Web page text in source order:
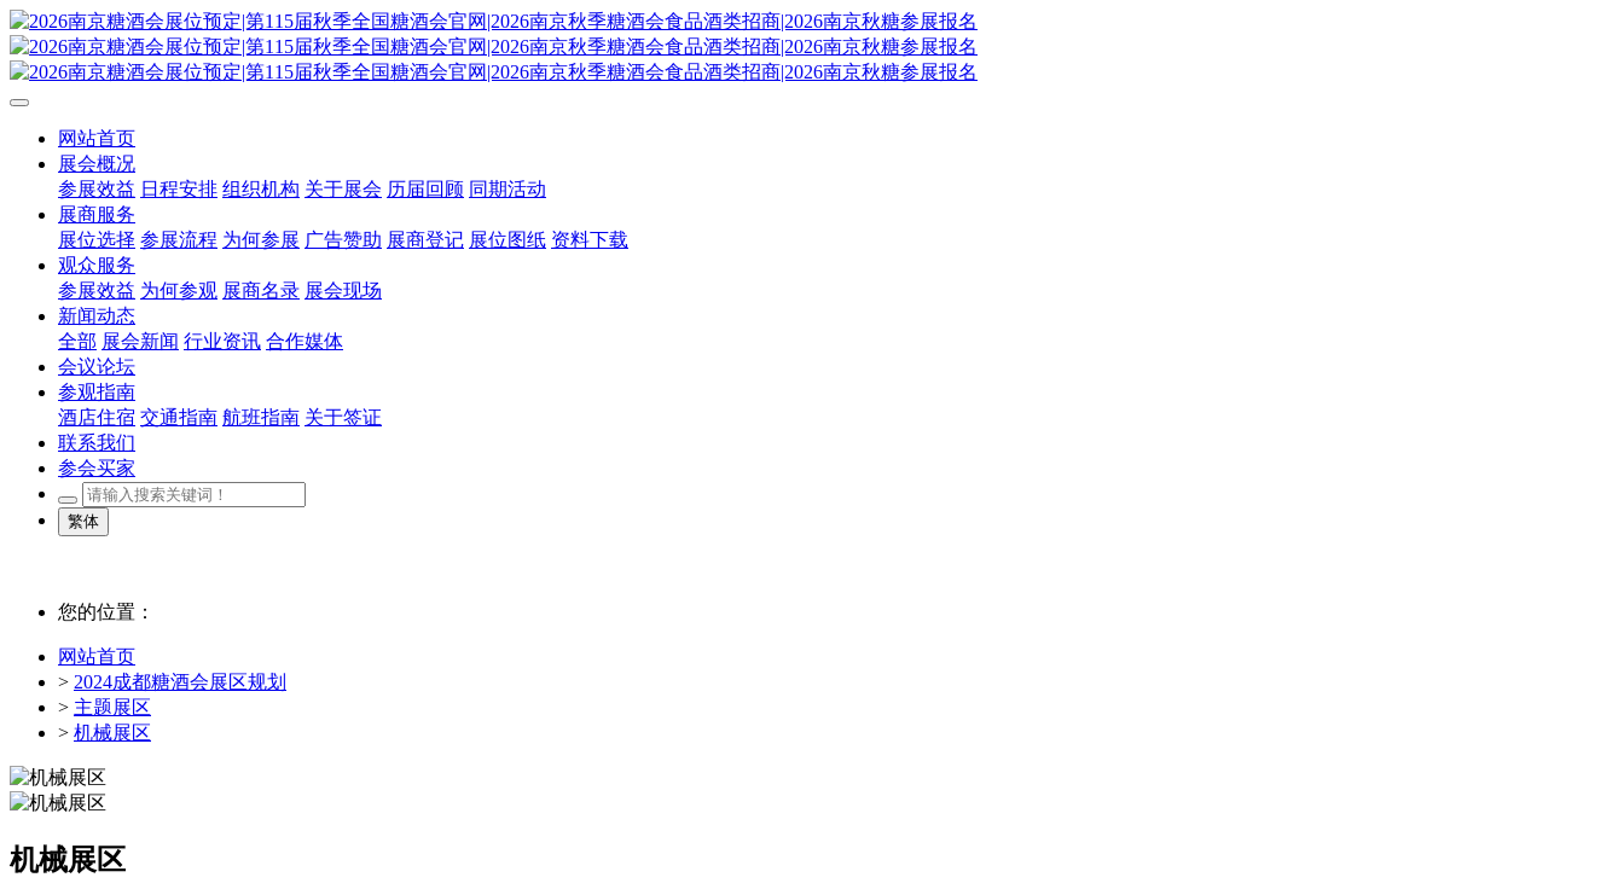
网站首页
展会概况
参展效益 日程安排 组织机构 关于展会 历届回顾 同期活动
展商服务
展位选择 参展流程 为何参展 广告赞助 展商登记 展位图纸 资料下载
观众服务
参展效益 为何参观 展商名录 展会现场
新闻动态
全部 展会新闻 行业资讯 合作媒体
会议论坛
参观指南
酒店住宿 交通指南 航班指南 关于签证
联系我们
参会买家
繁体
您的位置：
网站首页
> 2024成都糖酒会展区规划
> 主题展区
> 机械展区
机械展区